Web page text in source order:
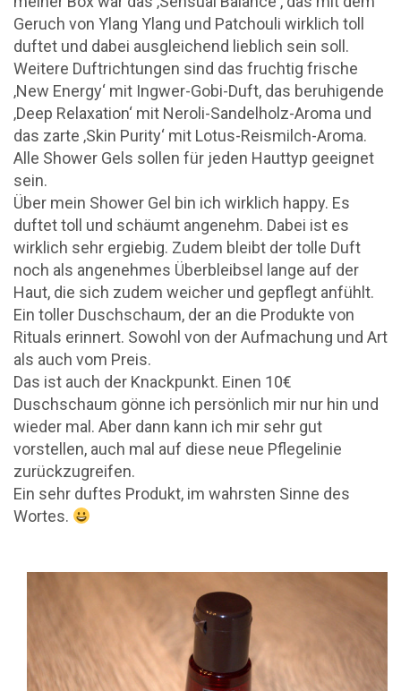
Geruch von Ylang Ylang und Patchouli wirklich toll
duftet und dabei ausgleichend lieblich sein soll.
Weitere Duftrichtungen sind das fruchtig frische
‚New Energy‘ mit Ingwer-Gobi-Duft, das beruhigende
‚Deep Relaxation‘ mit Neroli-Sandelholz-Aroma und
das zarte ‚Skin Purity‘ mit Lotus-Reismilch-Aroma.
Alle Shower Gels sollen für jeden Hauttyp geeignet
sein.
Über mein Shower Gel bin ich wirklich happy. Es
duftet toll und schäumt angenehm. Dabei ist es
wirklich sehr ergiebig. Zudem bleibt der tolle Duft
noch als angenehmes Überbleibsel lange auf der
Haut, die sich zudem weicher und gepflegt anfühlt.
Ein toller Duschschaum, der an die Produkte von
Rituals erinnert. Sowohl von der Aufmachung und Art
als auch vom Preis.
Das ist auch der Knackpunkt. Einen 10€
Duschschaum gönne ich persönlich mir nur hin und
wieder mal. Aber dann kann ich mir sehr gut
vorstellen, auch mal auf diese neue Pflegelinie
zurückzugreifen.
Ein sehr duftes Produkt, im wahrsten Sinne des
Wortes.